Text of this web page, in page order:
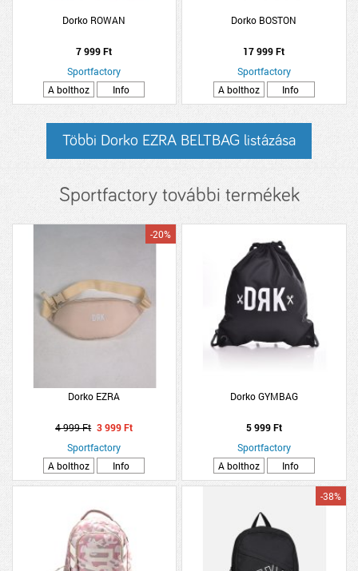
Dorko ROWAN
7 999 Ft
Sportfactory
A bolthoz
Info
Dorko BOSTON
17 999 Ft
Sportfactory
A bolthoz
Info
Többi Dorko EZRA BELTBAG listázása
Sportfactory további termékek
Dorko EZRA
-20%
4 999 Ft 3 999 Ft
Sportfactory
A bolthoz
Info
Dorko GYMBAG
5 999 Ft
Sportfactory
A bolthoz
Info
-38%